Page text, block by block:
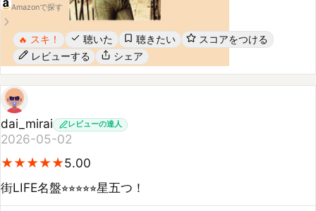
聴いた 聴きたい
レビューする シェア
dai_mirai
2026-05-02
★
★★
★★
★★
★★
★5.00
参考になった シェア